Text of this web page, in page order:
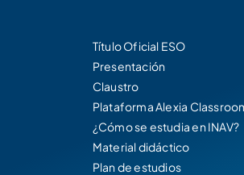
Título Oficial ESO
Presentación
Claustro
Plataforma Alexia
¿Cómo se estudia en INAV?
Material didáctico
Plan de estudios